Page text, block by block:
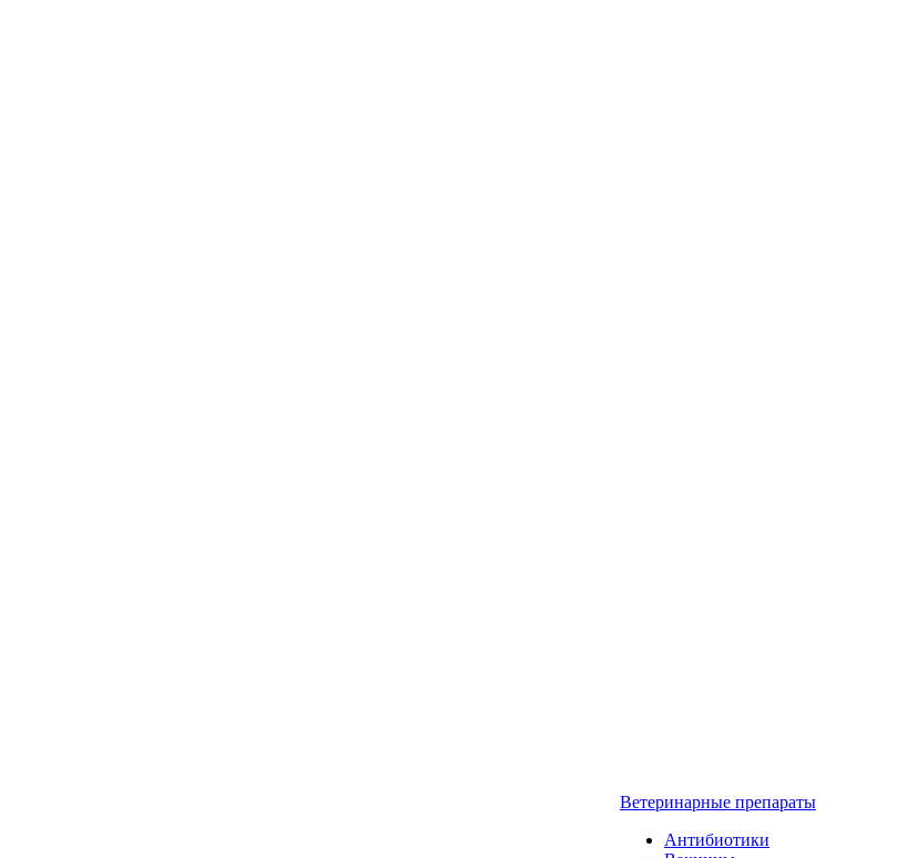
Ветеринарные препараты
Антибиотики